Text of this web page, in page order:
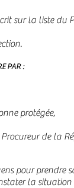
sur la liste du
PAR :
protégée,
de la
pour prendre
la situation